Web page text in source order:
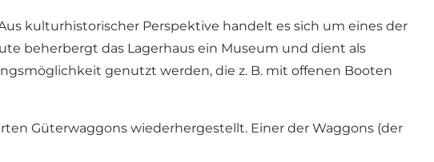
kulturhistorischer Perspektive handelt es sich um eines der
beherbergt das Lagerhaus ein Museum und dient als
genutzt werden, die z. B. mit offenen Booten
Güterwaggons wiederhergestellt. Einer der Waggons (der